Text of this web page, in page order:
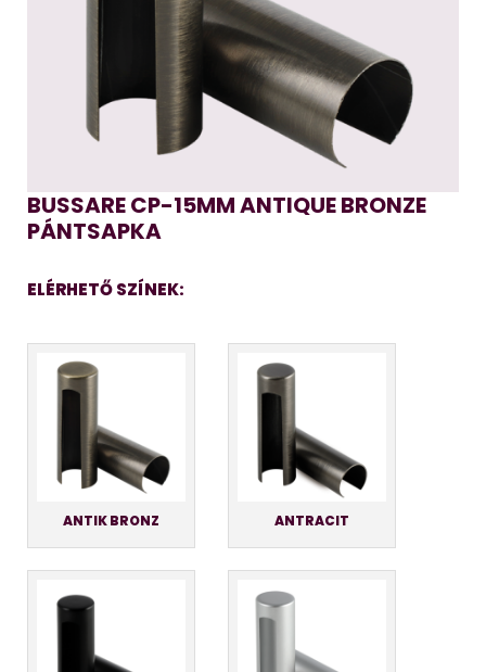
BUSSARE CP-15MM ANTIQUE BRONZE
PÁNTSAPKA
ELÉRHETŐ SZÍNEK:
ANTIK BRONZ ANTRACIT